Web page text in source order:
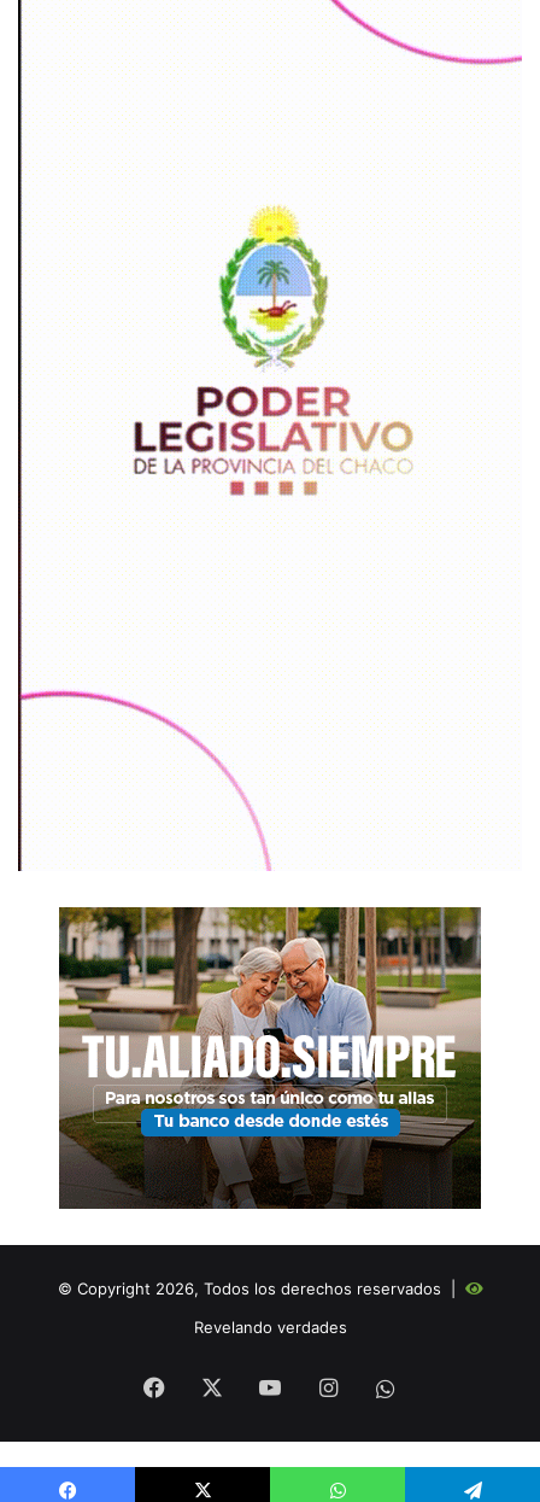
© Copyright 2026, Todos los derechos reservados |
Revelando verdades
Facebook YouTubeInstagram